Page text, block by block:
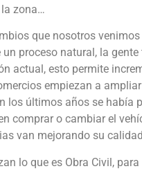
zona…
que nosotros
un proceso natural, la
actual, esto permite
empiezan a
los últimos años se había
comprar o cambiar el
van mejorando su
lo que es Obra Civil,